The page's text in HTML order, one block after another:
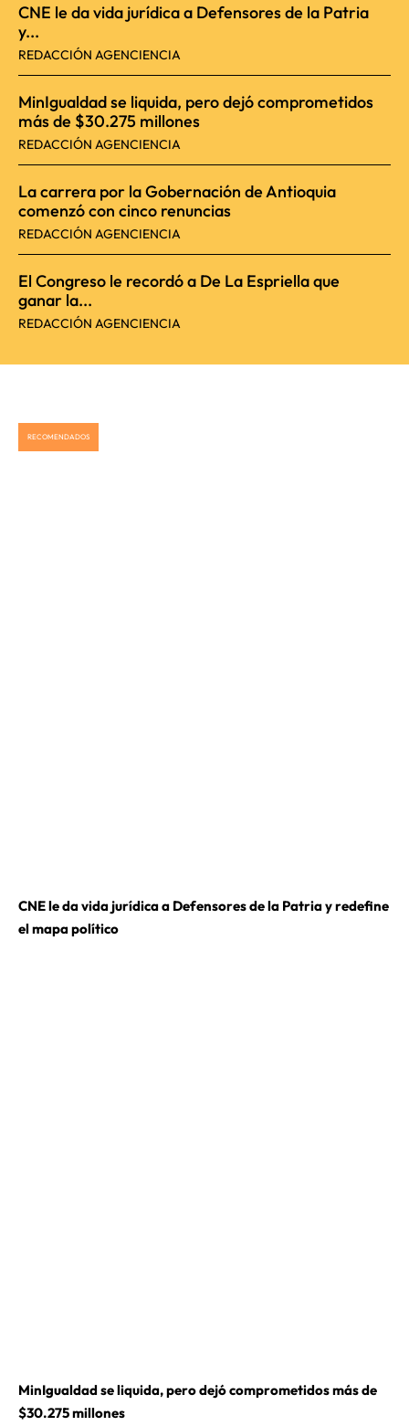
CNE le da vida jurídica a Defensores de la Patria
y...
REDACCIÓN AGENCIENCIA
MinIgualdad se liquida, pero dejó comprometidos
más de $30.275 millones
REDACCIÓN AGENCIENCIA
La carrera por la Gobernación de Antioquia
comenzó con cinco renuncias
REDACCIÓN AGENCIENCIA
El Congreso le recordó a De La Espriella que
ganar la...
REDACCIÓN AGENCIENCIA
RECOMENDADOS
CNE le da vida jurídica a Defensores de la Patria y redefine
el mapa político
MinIgualdad se liquida, pero dejó comprometidos más de
$30.275 millones